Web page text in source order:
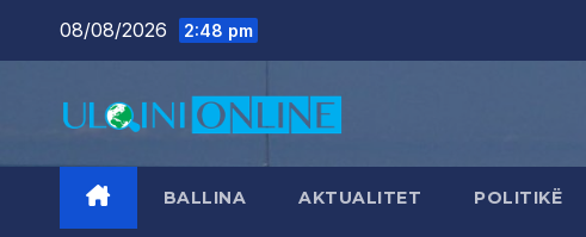
08/08/2026 2:48 pm
BALLINA AKTUALITET POLITIKË